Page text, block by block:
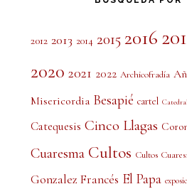
2012 2013 2014 2015 2016
2020 2021 2022 Archicofradía
Misericordia Besapié cartel Catedral
Catequesis Cinco Llagas
Cuaresma Cultos Cultos
Gonzalez Francés El Papa